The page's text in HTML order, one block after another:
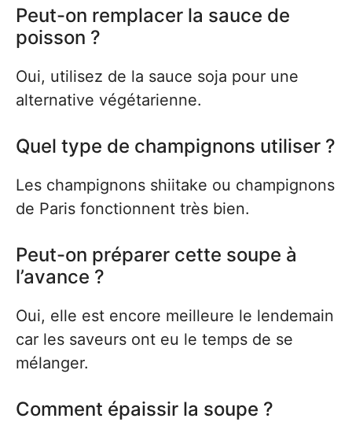
Peut-on remplacer la sauce de
poisson ?
Oui, utilisez de la sauce soja pour une
alternative végétarienne.
Quel type de champignons utiliser ?
Les champignons shiitake ou champignons
de Paris fonctionnent très bien.
Peut-on préparer cette soupe à
l’avance ?
Oui, elle est encore meilleure le lendemain
car les saveurs ont eu le temps de se
mélanger.
Comment épaissir la soupe ?